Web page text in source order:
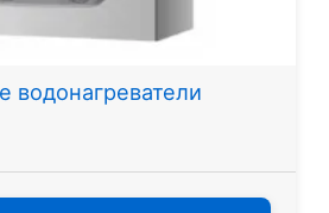
водонагреватели